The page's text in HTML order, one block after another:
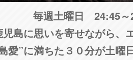
毎週土曜日 24:45～
島に思いを寄せながら、
愛”に満ちた３０分が土曜